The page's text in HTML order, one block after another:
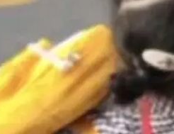
新联盟主办，以
代的质量新范
向规模化产业落地
智能研发生产力
测的Testin XAge
代表产品。对CI
测试正在从效率
。 CIO面对的新
于 ADT
了。Alex Fedos
他说的东西不新
尤其是和类型
件事：这不是类
的思维方式。 文
网站的深色主题
平台 Clou
Cloudflare O
觉得这是又一